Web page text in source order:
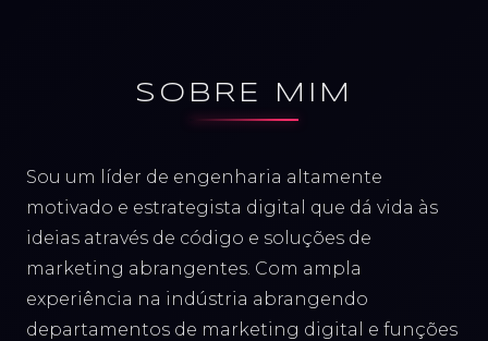
SOBRE MIM
Sou um líder de engenharia altamente
motivado e estrategista digital que dá vida às
ideias através de código e soluções de
marketing abrangentes. Com ampla
experiência na indústria abrangendo
departamentos de marketing digital e funções